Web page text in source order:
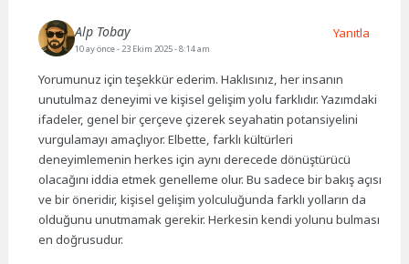
Alp Tobay
10 ay önce- 23 Ekim 2025 - 8:14 am
Yorumunuz için teşekkür ederim. Haklısınız, her insanın
unutulmaz deneyimi ve kişisel gelişim yolu farklıdır. Yazımdaki
ifadeler, genel bir çerçeve çizerek seyahatin potansiyelini
vurgulamayı amaçlıyor. Elbette, farklı kültürleri
deneyimlemenin herkes için aynı derecede dönüştürücü
olacağını iddia etmek genelleme olur. Bu sadece bir bakış açısı
ve bir öneridir, kişisel gelişim yolculuğunda farklı yolların da
olduğunu unutmamak gerekir. Herkesin kendi yolunu bulması
en doğrusudur.
Yanıtla